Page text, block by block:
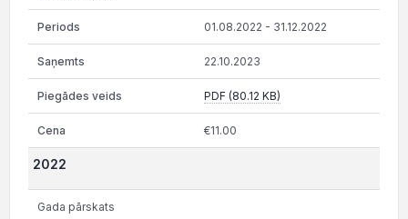
01.08.2022 - 31.12.2022
22.10.2023
PDF (80.12 KB)
€11.00
2022
Gada pārskats